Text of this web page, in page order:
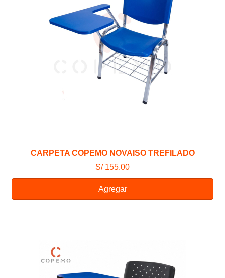
CARPETA COPEMO NOVAISO TREFILADO
S/ 155.00
Agregar